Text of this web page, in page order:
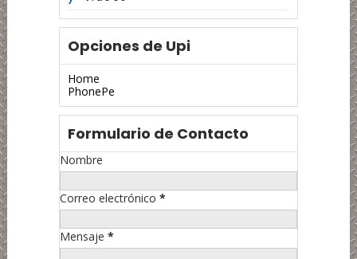
Opciones de Upi
Home
PhonePe
Formulario de Contacto
Nombre
Correo electrónico *
Mensaje *